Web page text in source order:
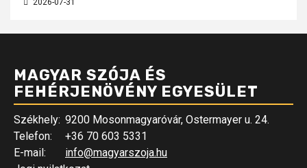
2026-07-31
MAGYAR SZÓJA ÉS
FEHÉRJENÖVÉNY EGYESÜLET
Székhely: 9200 Mosonmagyaróvár, Ostermayer u. 24.
Telefon:
+36 70 603 5331
E-mail:
info@magyarszoja.hu